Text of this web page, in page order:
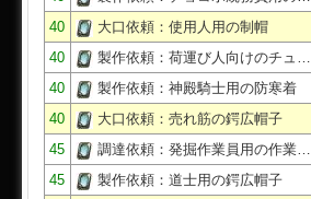
40
大口依頼：使用人用の制帽
40
製作依頼：荷運び人向けのチュ…
40
製作依頼：神殿騎士用の防寒着
40
大口依頼：売れ筋の鍔広帽子
45
調達依頼：発掘作業員用の作業…
45
製作依頼：道士用の鍔広帽子